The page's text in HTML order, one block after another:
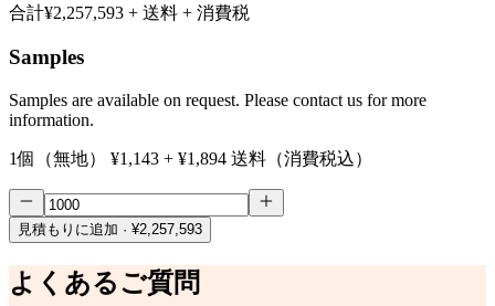
合計¥2,257,593 + 送料 + 消費税
Samples
Samples are available on request. Please contact us for more
information.
1個（無地） ¥1,143 + ¥1,894 送料（消費税込）
見積もりに追加 · ¥2,257,593
よくあるご質問